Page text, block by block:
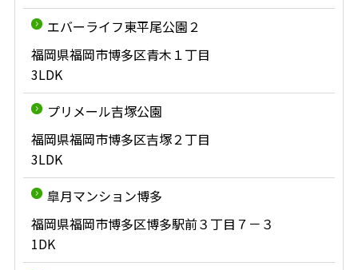
エバーライフ東平尾公園２
福岡県福岡市博多区青木１丁目
3LDK
プリメール吉塚公園
福岡県福岡市博多区吉塚２丁目
3LDK
皐月マンション博多
福岡県福岡市博多区博多駅前３丁目７－３
1DK